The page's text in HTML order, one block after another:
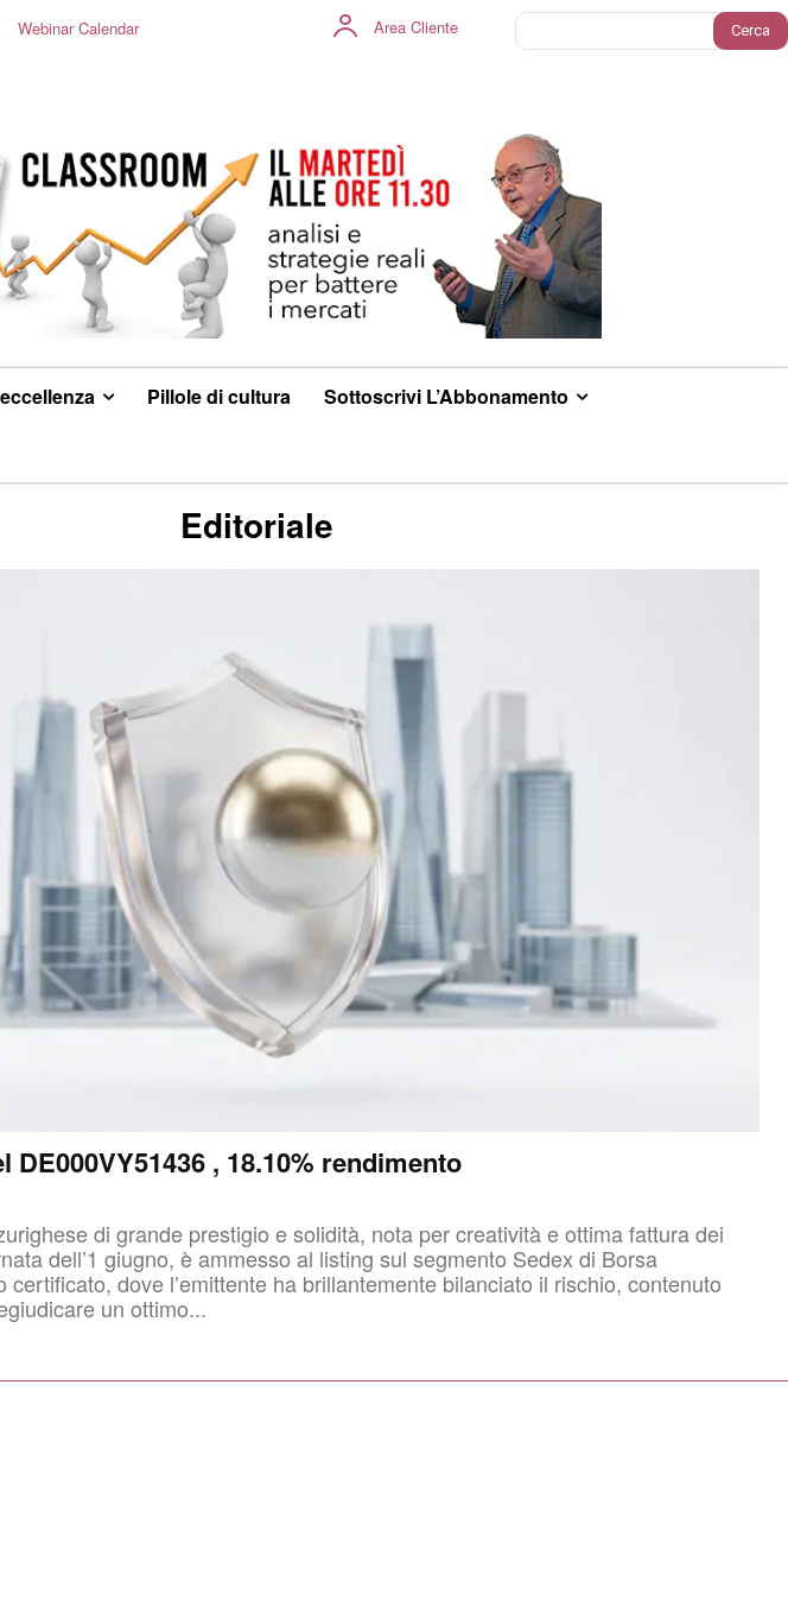
Webinar Calendar Area Cliente Cerca
Pillole di cultura Sottoscrivi L’Abbonamento
Editoriale
, 18.10% rendimento
di grande prestigio e solidità, nota per creatività e ottima fattura dei
certificato, dove l’emittente ha brillantemente bilanciato il rischio, contenuto
un ottimo...